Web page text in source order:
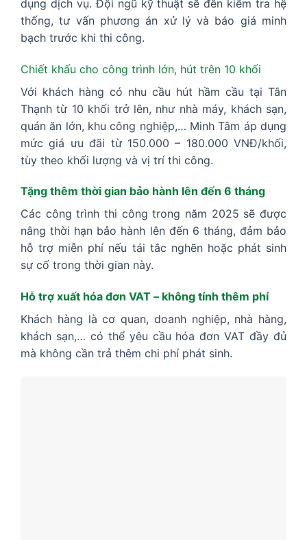
dụng dịch vụ. Đội ngũ kỹ thuật sẽ đến kiểm tra hệ
thống, tư vấn phương án xử lý và báo giá minh
bạch trước khi thi công.
Chiết khấu cho công trình lớn, hút trên 10 khối
Với khách hàng có nhu cầu hút hầm cầu tại Tân
Thạnh từ 10 khối trở lên, như nhà máy, khách sạn,
quán ăn lớn, khu công nghiệp,… Minh Tâm áp dụng
mức giá ưu đãi từ 150.000 – 180.000 VNĐ/khối,
tùy theo khối lượng và vị trí thi công.
Tặng thêm thời gian bảo hành lên đến 6 tháng
Các công trình thi công trong năm 2025 sẽ được
nâng thời hạn bảo hành lên đến 6 tháng, đảm bảo
hỗ trợ miễn phí nếu tái tắc nghẽn hoặc phát sinh
sự cố trong thời gian này.
Hỗ trợ xuất hóa đơn VAT – không tính thêm phí
Khách hàng là cơ quan, doanh nghiệp, nhà hàng,
khách sạn,… có thể yêu cầu hóa đơn VAT đầy đủ
mà không cần trả thêm chi phí phát sinh.